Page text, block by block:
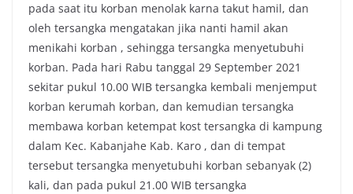
pada saat itu korban menolak karna takut hamil, dan
oleh tersangka mengatakan jika nanti hamil akan
menikahi korban , sehingga tersangka menyetubuhi
korban. Pada hari Rabu tanggal 29 September 2021
sekitar pukul 10.00 WIB tersangka kembali menjemput
korban kerumah korban, dan kemudian tersangka
membawa korban ketempat kost tersangka di kampung
dalam Kec. Kabanjahe Kab. Karo , dan di tempat
tersebut tersangka menyetubuhi korban sebanyak (2)
kali, dan pada pukul 21.00 WIB tersangka